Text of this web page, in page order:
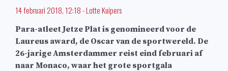
14 februari 2018, 12:18-Lotte Kuipers
Para-atleet Jetze Plat is genomineerd voor de
Laureus award, de Oscar van de sportwereld. De
26-jarige Amsterdammer reist eind februari af
naar Monaco, waar het grote sportgala